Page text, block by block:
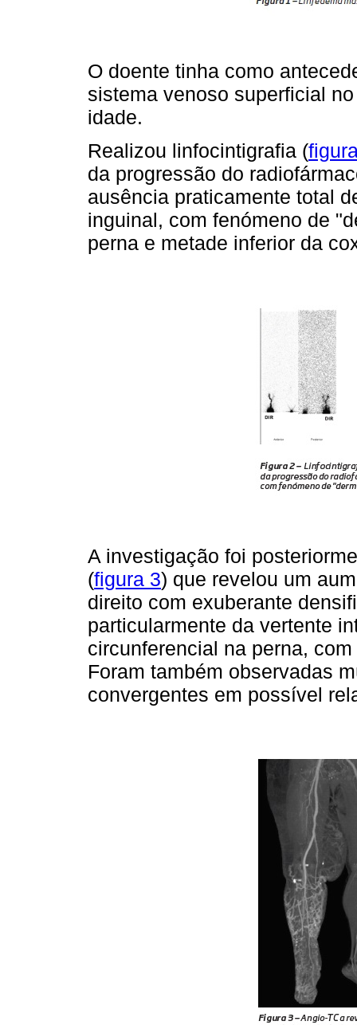
O doente tinha como
sistema venoso superficial
idade.
Realizou linfocintigrafia (
da progressão do
ausência praticamente total
inguinal, com fenómeno de
perna e metade inferior da
A investigação foi
(figura 3) que revelou um
direito com exuberante
particularmente da vertente
circunferencial na perna,
Foram também observadas
convergentes em possível